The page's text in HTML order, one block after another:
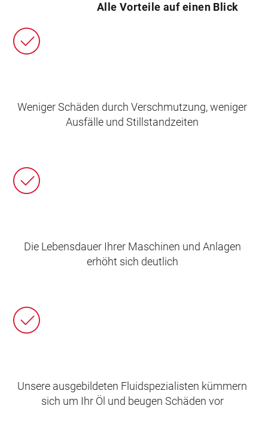
Alle Vorteile auf einen Blick
Weniger Schäden durch Verschmutzung, weniger
Ausfälle und Stillstandzeiten
Die Lebensdauer Ihrer Maschinen und Anlagen
erhöht sich deutlich
Unsere ausgebildeten Fluidspezialisten kümmern
sich um Ihr Öl und beugen Schäden vor